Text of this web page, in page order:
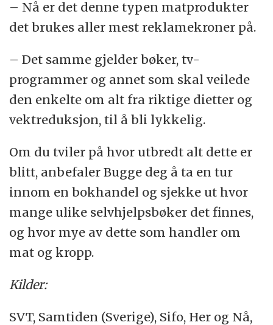
– Nå er det denne typen matprodukter
det brukes aller mest reklamekroner på.
– Det samme gjelder bøker, tv-
programmer og annet som skal veilede
den enkelte om alt fra riktige dietter og
vektreduksjon, til å bli lykkelig.
Om du tviler på hvor utbredt alt dette er
blitt, anbefaler Bugge deg å ta en tur
innom en bokhandel og sjekke ut hvor
mange ulike selvhjelpsbøker det finnes,
og hvor mye av dette som handler om
mat og kropp.
Kilder:
SVT, Samtiden (Sverige), Sifo, Her og Nå,